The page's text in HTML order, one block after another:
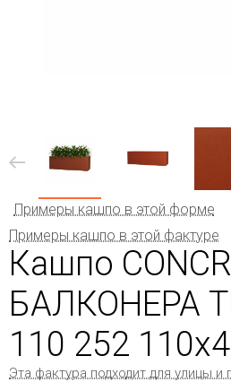
Примеры кашпо в этой форме
Примеры кашпо в этой фактуре
Кашпо
БАЛКОНЕРА
110 252
Эта фактура подходит для улицы